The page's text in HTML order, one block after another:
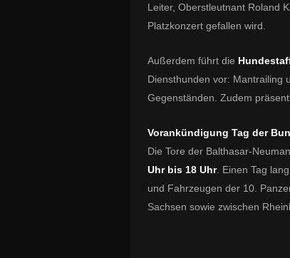
Leiter, Oberstleutnant Roland
Platzkonzert gefallen wird.
Außerdem führt die
Diensthunden vor: Mantrailing
Gegenständen. Zudem
Vorankündigung Tag der
Die Tore der Balthasar-
Uhr bis 18 Uhr. Einen Tag
und Fahrzeugen der 10.
Sachsen sowie zwischen